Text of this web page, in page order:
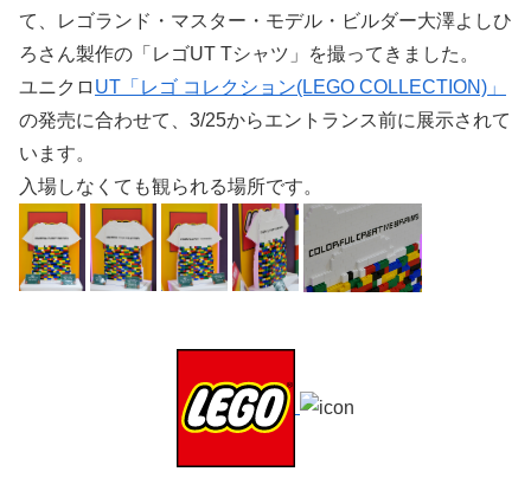
て、レゴランド・マスター・モデル・ビルダー大澤よしひ
ろさん製作の「レゴUT Tシャツ」を撮ってきました。
ユニクロ UT「レゴ コレクション(LEGO COLLECTION)」
の発売に合わせて、3/25からエントランス前に展示されて
います。
入場しなくても観られる場所です。